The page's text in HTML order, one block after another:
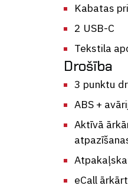
Kabatas
2 USB-C
Tekstila
Drošība
3 punktu
ABS +
Aktīvā
eCall